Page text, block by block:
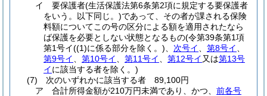
イ
要保護者(生活保護法第6条第2項に規定する要保護者
をいう。以下同じ。)であって、その者が課される保険
料額についてこの号の区分による額を適用されたなら
ば保護を必要としない状態となるもの(令第39条第1項
第1号イ((1)に係る部分を除く。) 次号イ 第8号イ
第9号イ
第10号イ 第11号イ 第12号イ 又は第13号
イに該当する者を除く。)
(7)
次のいずれかに該当する者 89,100円
ア
合計所得金額が210万円未満であり、かつ、 前各号